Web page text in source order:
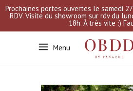
Prochaines portes ouvertes le samedi
RDV. Visite du showroom sur rdv du
18h. À très vite :)
Menu